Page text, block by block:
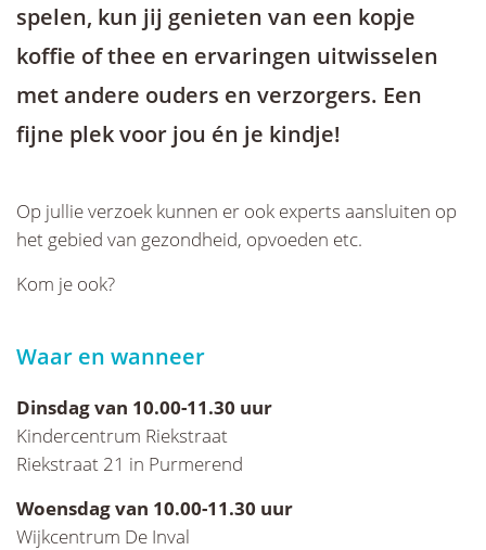
spelen, kun jij genieten van een kopje
koffie of thee en ervaringen uitwisselen
met andere ouders en verzorgers. Een
fijne plek voor jou én je kindje!
Op jullie verzoek kunnen er ook experts aansluiten op
het gebied van gezondheid, opvoeden etc.
Kom je ook?
Waar en wanneer
Dinsdag van 10.00-11.30 uur
Kindercentrum Riekstraat
Riekstraat 21 in Purmerend
Woensdag van 10.00-11.30 uur
Wijkcentrum De Inval